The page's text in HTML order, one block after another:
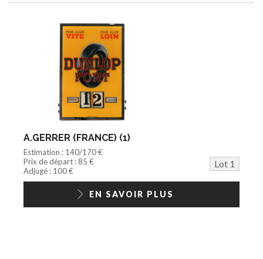
Action Figure
Documentation
Train HO
Playmobil/Lego
Barbie/Big Jim
Jouets Fast Food
Trading cards
1/18ème moderne
A.GERRER (FRANCE) (1)
Estimation : 140/170 €
Prix de départ : 85 €
Lot 1
Adjugé : 100 €
EN SAVOIR PLUS